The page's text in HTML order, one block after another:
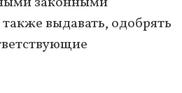
выдавать, одобрять